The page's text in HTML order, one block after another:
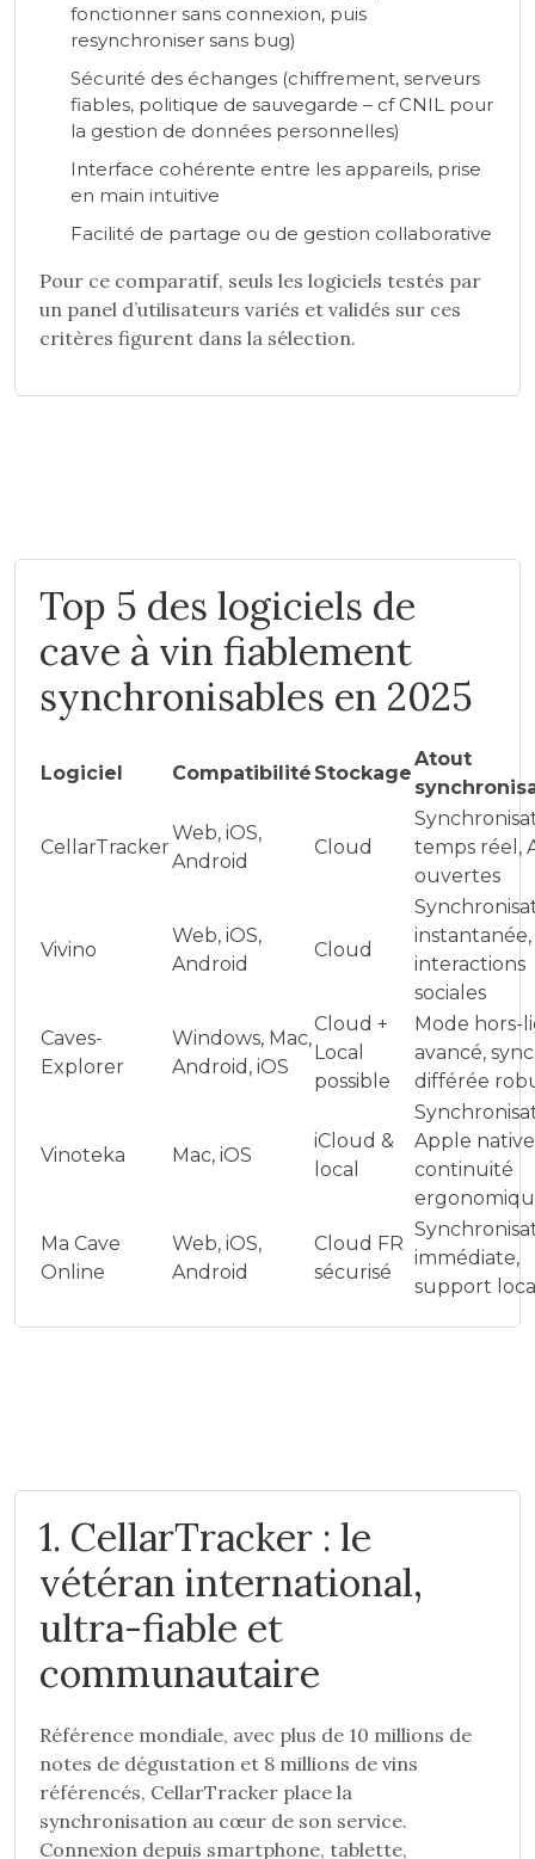
fonctionner sans connexion, puis
resynchroniser sans bug)
Sécurité des échanges (chiffrement, serveurs
fiables, politique de sauvegarde – cf CNIL pour
la gestion de données personnelles)
Interface cohérente entre les appareils, prise
en main intuitive
Facilité de partage ou de gestion collaborative
Pour ce comparatif, seuls les logiciels testés par
un panel d’utilisateurs variés et validés sur ces
critères figurent dans la sélection.
Top 5 des logiciels de
cave à vin fiablement
synchronisables en 2025
Logiciel Compatibilité Stockage
Atout
CellarTracker
Web, iOS,
Android
Cloud
temps réel,
ouvertes
Vivino
Web, iOS,
Android
Cloud
instantanée,
interactions
sociales
Caves-
Explorer
Windows, Mac,
Android, iOS
Cloud +
Local
possible
Mode hors-
avancé,
différée
Vinoteka Mac, iOS
iCloud &
local
Apple
continuité
Ma Cave
Online
Web, iOS,
Android
Cloud FR
sécurisé
immédiate,
support
1. CellarTracker : le
vétéran international,
ultra-fiable et
communautaire
Référence mondiale, avec plus de 10 millions de
notes de dégustation et 8 millions de vins
référencés, CellarTracker place la
synchronisation au cœur de son service.
Connexion depuis smartphone, tablette,